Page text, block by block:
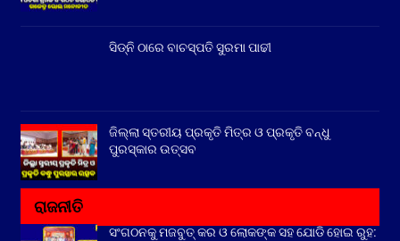
ସିଡ୍‌ନି ଠାରେ ବାଚସ୍ପତି ସୁରମା ପାଢୀ
ଜିଲ୍ଲା ସ୍ତରୀୟ ପ୍ରକୃତି ମିତ୍ର ଓ ପ୍ରକୃତି ବନ୍ଧୁ
ପୁରସ୍କାର ଉତ୍ସବ
ରାଜନୀତି
ସଂଗଠନକୁ ମଜବୁତ୍ କର ଓ ଲୋକଙ୍କ ସହ ଯୋଡି ହୋଇ ରୁହ: